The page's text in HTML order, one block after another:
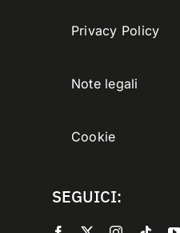
Privacy Policy
Note legali
Cookie
SEGUICI: